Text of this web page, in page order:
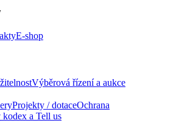
E-shop
Výběrová řízení a aukce
Projekty / dotaceOchrana
a Tell us